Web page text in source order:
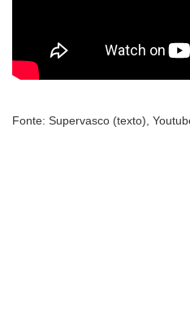
Fonte: Supervasco (texto),